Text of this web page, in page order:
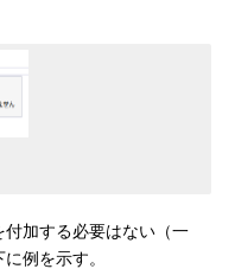
加する必要はない（一
例を示す。